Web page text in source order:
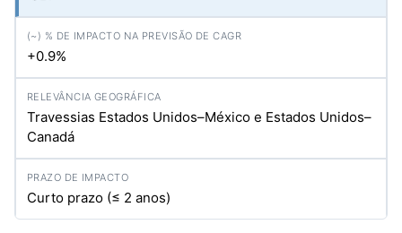
+0.9%
Travessias Estados Unidos–México e Estados Unidos–
Canadá
Curto prazo (≤ 2 anos)